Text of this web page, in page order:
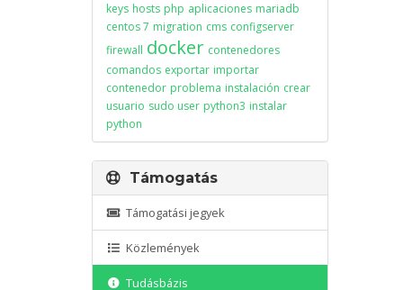
keys hosts php aplicaciones mariadb
centos 7 migration cms configserver
firewall docker contenedores
comandos exportar importar
contenedor problema instalación crear
usuario sudo user python3 instalar
python
Támogatás
Támogatási jegyek
Közlemények
Tudásbázis